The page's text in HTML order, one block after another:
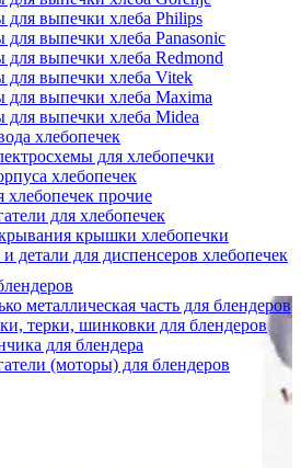
выпечки хлеба Philips
выпечки хлеба Panasonic
выпечки хлеба Redmond
выпечки хлеба Vitek
выпечки хлеба Maxima
выпечки хлеба Midea
хлебопечек
для хлебопечки
хлебопечек
хлебопечек прочие
для хлебопечек
крышки хлебопечки
детали для диспенсеров хлебопечек
металлическая часть для блендеров
терки, шинковки для блендеров
для блендера
(моторы) для блендеров